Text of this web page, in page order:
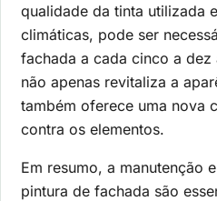
qualidade da tinta utilizada
climáticas, pode ser
fachada a cada cinco a dez
não apenas revitaliza a
também oferece uma nova
contra os elementos.
Em resumo, a manutenção
pintura de fachada são